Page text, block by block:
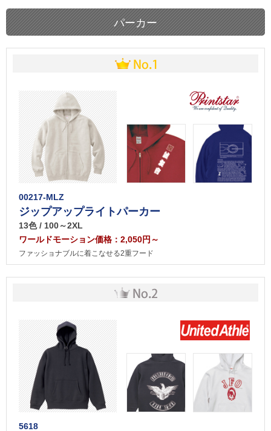
パーカー
00217-MLZ
ジップアップライトパーカー
13色 / 100～2XL
ワールドモーション価格：2,050円～
ファッショナブルに着こなせる2重フード
5618